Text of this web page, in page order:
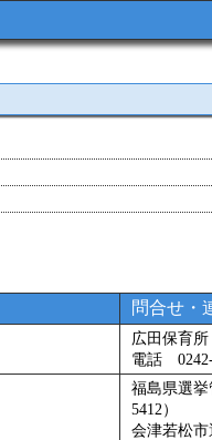
13
問合せ・
広田保育
電話
福島県選
5412）
会津若松市